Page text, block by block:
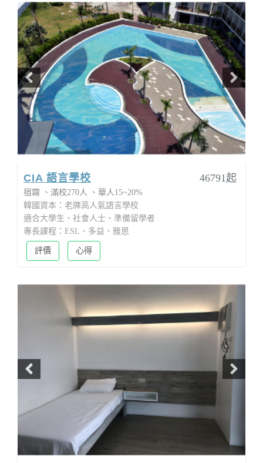
CIA 語言學校 46791起
宿霧 滿校270人
華人15~20%
韓國資本：老牌高人氣語言學校
適合大學生、社會人士、準備留學者
專長課程：ESL、多益、雅思
評價 心得